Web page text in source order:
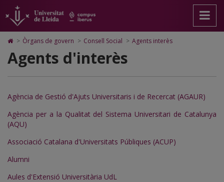
Agents
interès
pàgina
principal.
Universitat
Lleida
contingut
principal
pàgina
Mapa
Web.
Universitat
Lleida
Cerca
Accessibilitat.
Universitat
Lleida
Icono
Home
para
ir
página
inicio
> Òrgans de govern > Consell Social > Agents interès
Agents d'interès
Agència de Gestió d'Ajuts Universitaris i de Recercat (AGAUR)
Agència per a la Qualitat del Sistema Universitari de Catalunya
(AQU)
Associació Catalana d'Universitats Públiques (ACUP)
Alumni
Aules d'Extensió Universitària UdL